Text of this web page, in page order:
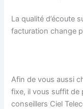
La qualité d’écoute
facturation change
Afin de vous aussi
fixe, il vous suffit de
conseillers Ciel